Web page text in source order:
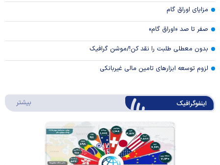
مزایای اوراق گام
صفر تا صد «اوراق گام»
بدون معطلی طلبت را نقد کن!/موشن گرافیک
لزوم توسعه ابزارهای تامین مالی غیربانکی
اینفوگرافیک بیشتر